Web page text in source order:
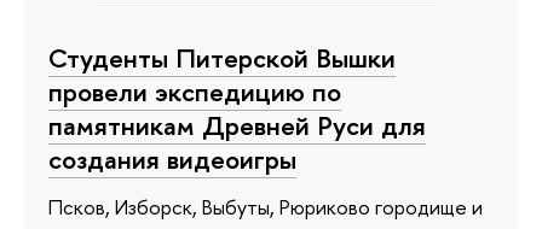
Студенты Питерской Вышки
провели экспедицию по
памятникам Древней Руси для
создания видеоигры
Псков, Изборск, Выбуты, Рюриково городище и